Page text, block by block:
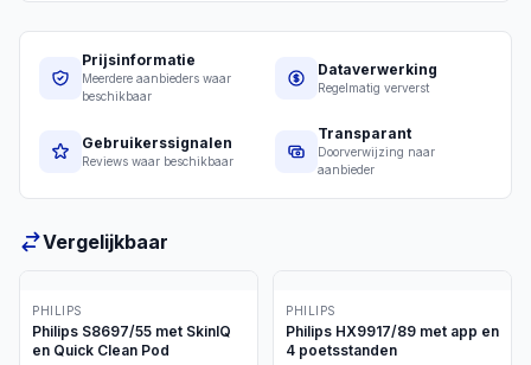
Prijsinformatie
Meerdere aanbieders waar
beschikbaar
Dataverwerking
Regelmatig ververst
Gebruikerssignalen
Reviews waar beschikbaar
Transparant
Doorverwijzing naar
aanbieder
Vergelijkbaar
PHILIPS
Philips S8697/55 met SkinIQ
en Quick Clean Pod
PHILIPS
Philips HX9917/89 met app en
4 poetsstanden